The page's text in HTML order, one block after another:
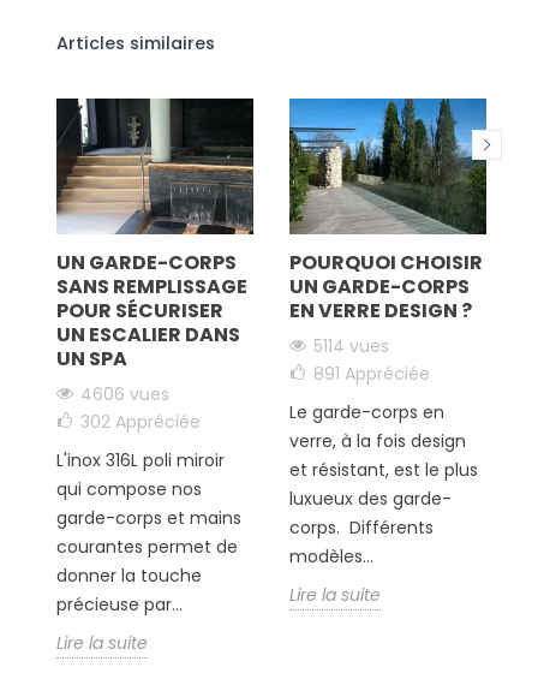
Articles similaires
UN GARDE-CORPS
SANS REMPLISSAGE
POUR SÉCURISER
UN ESCALIER DANS
UN SPA
4606 vues
302 Appréciée
L'inox 316L poli miroir
qui compose nos
garde-corps et mains
courantes permet de
donner la touche
précieuse par...
Lire la suite
POURQUOI CHOISIR
UN GARDE-CORPS
EN VERRE DESIGN ?
5114 vues
891 Appréciée
Le garde-corps en
verre, à la fois design
et résistant, est le plus
luxueux des garde-
corps. Différents
modèles...
Lire la suite